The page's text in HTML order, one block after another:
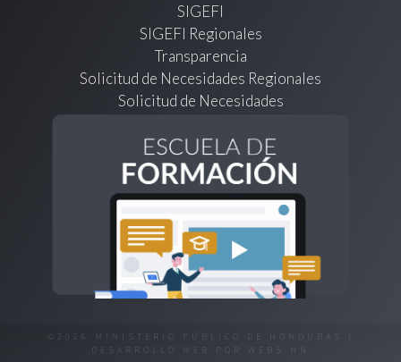
SIGEFI
SIGEFI Regionales
Transparencia
Solicitud de Necesidades Regionales
Solicitud de Necesidades
©2026 MINISTERIO PÚBLICO DE HONDURAS |
DESARROLLO WEB POR
WEBS.HN